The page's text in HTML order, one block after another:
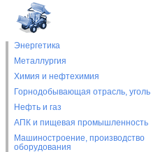
Энергетика
Металлургия
Химия и нефтехимия
Горнодобывающая отрасль, уголь
Нефть и газ
АПК и пищевая промышленность
Машиностроение, производство
оборудования